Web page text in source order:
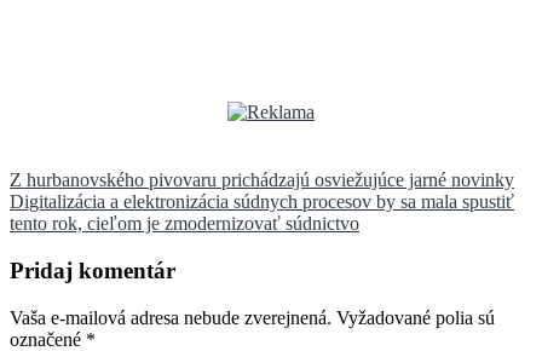
Navigácia
v
Z hurbanovského pivovaru prichádzajú osviežujúce jarné novinky
Digitalizácia a elektronizácia súdnych procesov by sa mala spustiť
tento rok, cieľom je zmodernizovať súdnictvo
Pridaj komentár
Vaša e-mailová adresa nebude zverejnená. Vyžadované polia sú
označené *